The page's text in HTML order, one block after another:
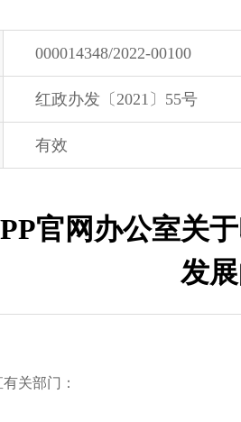
000014348/2022-00100
红政办发〔2021〕55号
有效
官网办公室关
发
关部门：